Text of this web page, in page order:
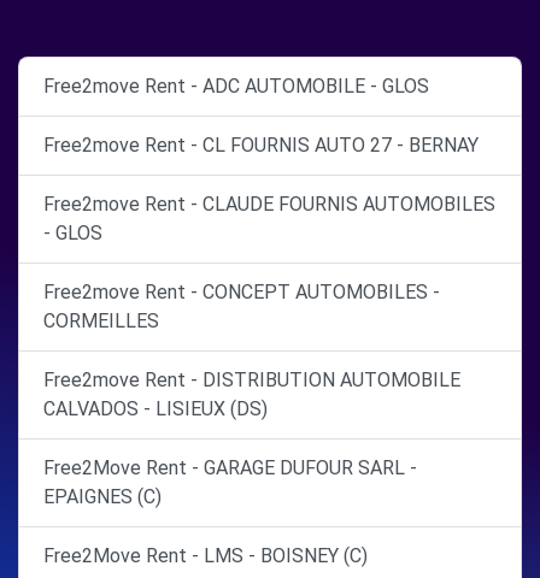
Free2move Rent - ADC AUTOMOBILE - GLOS
Free2move Rent - CL FOURNIS AUTO 27 - BERNAY
Free2move Rent - CLAUDE FOURNIS AUTOMOBILES
- GLOS
Free2move Rent - CONCEPT AUTOMOBILES -
CORMEILLES
Free2move Rent - DISTRIBUTION AUTOMOBILE
CALVADOS - LISIEUX (DS)
Free2Move Rent - GARAGE DUFOUR SARL -
EPAIGNES (C)
Free2Move Rent - LMS - BOISNEY (C)